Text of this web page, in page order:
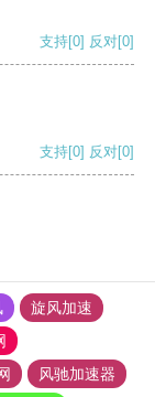
支持[0] 反对[0]
支持[0] 反对[0]
旋风加速
风驰加速器